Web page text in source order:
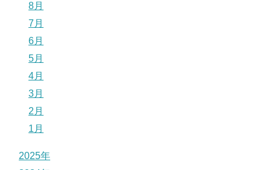
8月
7月
6月
5月
4月
3月
2月
1月
2025年